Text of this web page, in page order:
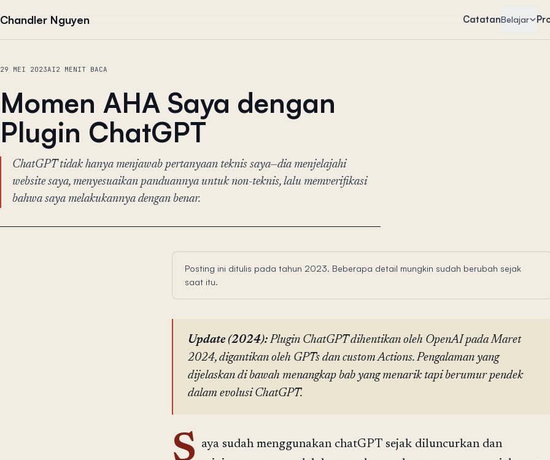
Chandler Nguyen CatatanBelajar
29 MEI 2023AI2 MENIT BACA
Momen AHA Saya dengan
Plugin ChatGPT
ChatGPT tidak hanya menjawab pertanyaan teknis saya—dia menjelajahi
website saya, menyesuaikan panduannya untuk non-teknis, lalu memverifikasi
bahwa saya melakukannya dengan benar.
Posting ini ditulis pada tahun 2023. Beberapa detail mungkin sudah berubah sejak
saat itu.
Update (2024):Plugin ChatGPT dihentikan oleh OpenAI pada Maret
2024, digantikan oleh GPTs dan custom Actions. Pengalaman yang
dijelaskan di bawah menangkap bab yang menarik tapi berumur pendek
dalam evolusi ChatGPT.
S aya sudah menggunakan chatGPT sejak diluncurkan dan